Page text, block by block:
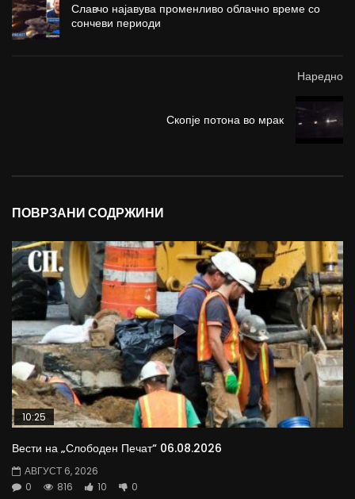
Славчо најавува променливо облачно време со
сончеви периоди
Наредно
Скопје потона во мрак
ПОВРЗАНИ СОДРЖИНИ
10:25
Вести на „Слободен Печат“ 06.08.2026
АВГУСТ 6, 2026
0
816 10 0